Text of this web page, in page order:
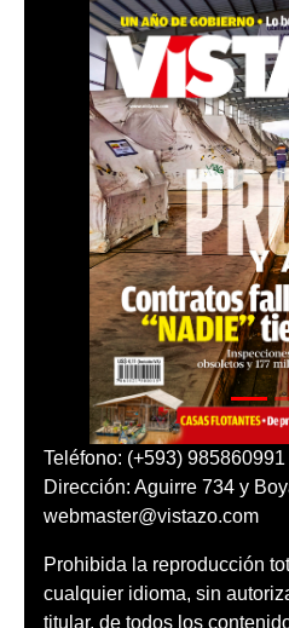
Teléfono: (+593) 985860991
Dirección: Aguirre 734 y
webmaster@vistazo.com
Prohibida la reproducción
cualquier idioma, sin
titular, de todos los